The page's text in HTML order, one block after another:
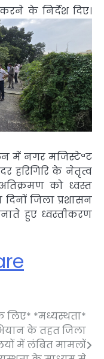
के निर्देश दिए।
में नगर मजिस्टेªट
हरिगिरि के नेतृत्व
को ध्वस्त
जिला प्रशासन
हुए ध्वस्तीकरण
के लिए* *मध्यस्थता*
के तहत जिला
में लंबित मामलों